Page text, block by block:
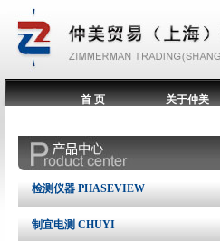
首 页 关于仲美
检测仪器 PHASEVIEW
制宜电测 CHUYI